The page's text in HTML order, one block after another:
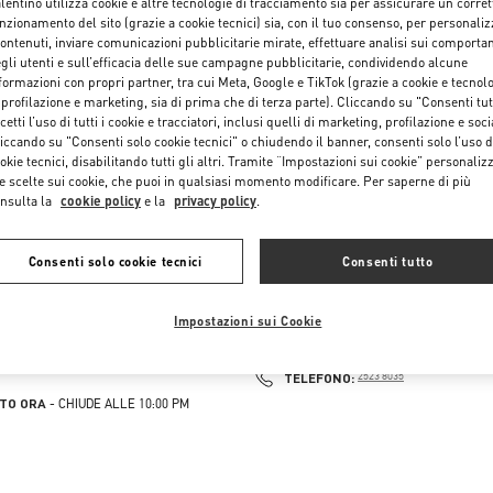
AIRPORT TEMP
ORA- CHIUDE ALLE 10:00 PM
HONG KONG LANDMARK GF
CENTRAL
TELEFONO:PHONE
2523 8035
del sito (grazie a cookie tecnici) sia, con il tuo consenso, per
inviare comunicazioni pubblicitarie mirate, effettuare analisi sui
utenti e sull’efficacia delle sue campagne pubblicitarie, condividendo alcune
con propri partner, tra cui Meta, Google e TikTok (grazie a cookie e
e marketing, sia di prima che di terza parte). Cliccando su "Consenti
l’uso di tutti i cookie e tracciatori, inclusi quelli di marketing, profilazione e
su "Consenti solo cookie tecnici" o chiudendo il banner, consenti solo l’uso
tecnici, disabilitando tutti gli altri. Tramite “Impostazioni sui cookie”
scelte sui cookie, che puoi in qualsiasi momento modificare. Per saperne di più
la cookie policy e la privacy policy.
Consenti solo cookie tecnici Consenti tutto
Impostazioni sui Cookie